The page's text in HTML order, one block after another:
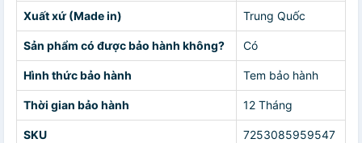
Xuất xứ (Made in) Trung Quốc
Sản phẩm có được bảo hành không? Có
Hình thức bảo hành Tem bảo hành
Thời gian bảo hành 12 Tháng
SKU 7253085959547